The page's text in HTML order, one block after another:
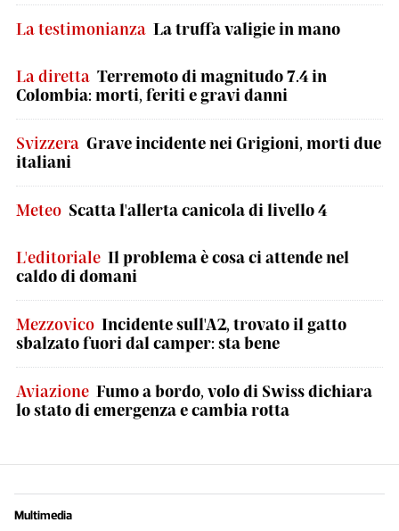
La testimonianza La truffa valigie in mano
La diretta Terremoto di magnitudo 7.4 in
Colombia: morti, feriti e gravi danni
Svizzera Grave incidente nei Grigioni, morti due
italiani
Meteo Scatta l'allerta canicola di livello 4
L'editoriale Il problema è cosa ci attende nel
caldo di domani
Mezzovico Incidente sull'A2, trovato il gatto
sbalzato fuori dal camper: sta bene
Aviazione Fumo a bordo, volo di Swiss dichiara
lo stato di emergenza e cambia rotta
Multimedia